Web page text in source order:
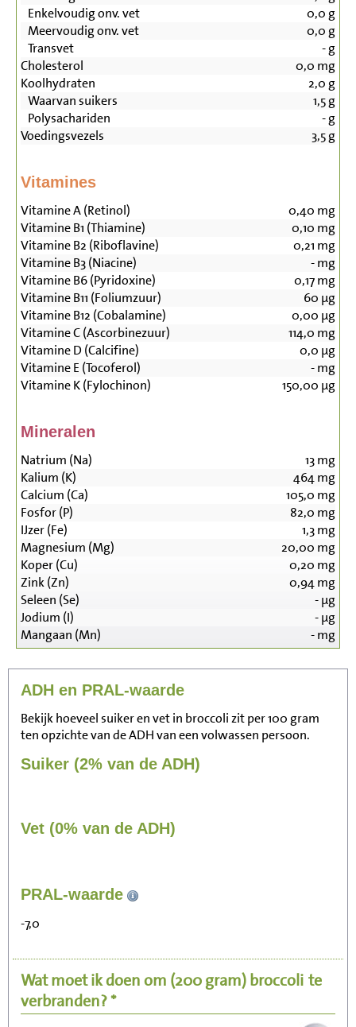
Enkelvoudig onv. vet
0,0 g
Meervoudig onv. vet
0,0 g
Transvet
-g
Cholesterol
0,0 mg
Koolhydraten
2,0 g
Waarvan suikers
1,5g
Polysachariden
-g
Voedingsvezels
3,5g
Vitamines
Vitamine A (Retinol) 0,40 mg
Vitamine B1 (Thiamine)
0,10 mg
Vitamine B2 (Riboflavine)
0,21 mg
Vitamine B3 (Niacine)
-mg
Vitamine B6 (Pyridoxine)
0,17mg
Vitamine B11 (Foliumzuur)
60 µg
Vitamine B12 (Cobalamine)
0,00 µg
Vitamine C (Ascorbinezuur)
114,0 mg
Vitamine D (Calcifine)
0,0 µg
Vitamine E (Tocoferol)
-mg
Vitamine K (Fylochinon)
150,00 µg
Mineralen
Natrium (Na) 13mg
Kalium (K)
464mg
Calcium (Ca)
105,0 mg
Fosfor (P)
82,0 mg
IJzer (Fe)
1,3mg
Magnesium (Mg)
20,00 mg
Koper (Cu)
0,20 mg
Zink (Zn)
0,94mg
Seleen (Se)
-µg
Jodium (I)
-µg
Mangaan (Mn)
-mg
ADH en PRAL-waarde
Bekijk hoeveel suiker en vet in broccoli zit per 100 gram
ten opzichte van de ADH van een volwassen persoon.
Suiker (2% van de ADH)
Vet (0% van de ADH)
PRAL-waarde
-7,0
Wat moet ik doen om (200 gram)broccoli te
verbranden? *
Zitten, tv kijken
Wandelen (5 km/uur) 10